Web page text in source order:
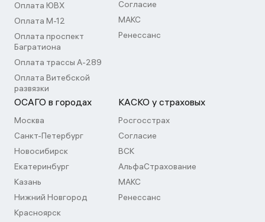
Оплата ЮВХ
Оплата М-12
Оплата проспект
Багратиона
Оплата трассы А-289
Оплата Витебской
развязки
Согласие
МАКС
Ренессанс
ОСАГО в городах
Москва
Санкт-Петербург
Новосибирск
Екатеринбург
Казань
Нижний Новгород
Красноярск
КАСКО у страховых
Росгосстрах
Согласие
ВСК
АльфаСтрахование
МАКС
Ренессанс